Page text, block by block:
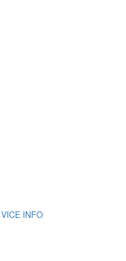
VICE INFO